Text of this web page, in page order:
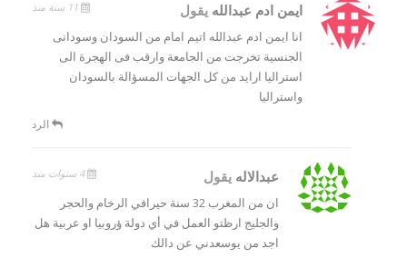
ايمن ادم عبدالله يقول
انا ايمن ادم عبدالله اتيم امام من السودان وسودانى
الجنسية تخرجت من الجامعة وارقب فى الهجرة الى
استراليا ارايد من كل الجهات المسؤالة بالسودان
واستراليا
الرد
عبدالالهيقول 4 سنوات منذ
ان من المغرب 32 سنة حيرافي الرخام والحجر
والجليج ارظتو العمل في أي دولة ؤروبيا او عربية هل
اجد من يوسعدني عن دالك